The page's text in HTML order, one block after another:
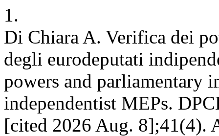
1.
Di Chiara A. Verifica dei
degli eurodeputati
powers and parliamentary
independentist MEPs.
[cited 2026 Aug. 8];41(4).